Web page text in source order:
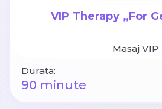
VIP Therapy „For
Masaj VIP
Durata:
90 minute